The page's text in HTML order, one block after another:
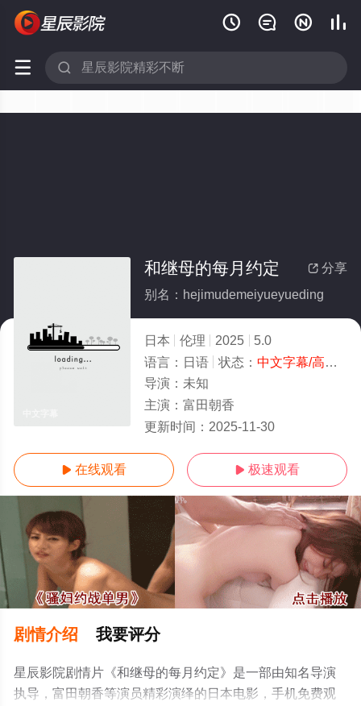
   
 
 分享
和继母的每月约定
别名：hejimudemeiyueyueding
日本 伦理 2025
5.0
语言： 日语 状态： 中文字幕/高清
导演： 未知
主演： 富田朝香
更新时间： 2025-11-30
 在线观看  极速观看
剧情介绍 我要评分
星辰影院剧情片《和继母的每月约定》是一部由知名导演
执导，富田朝香等演员精彩演绎的日本电影，手机免费观